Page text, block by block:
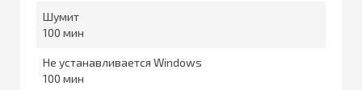
Шумит
100
Не устанавливается Windows
100